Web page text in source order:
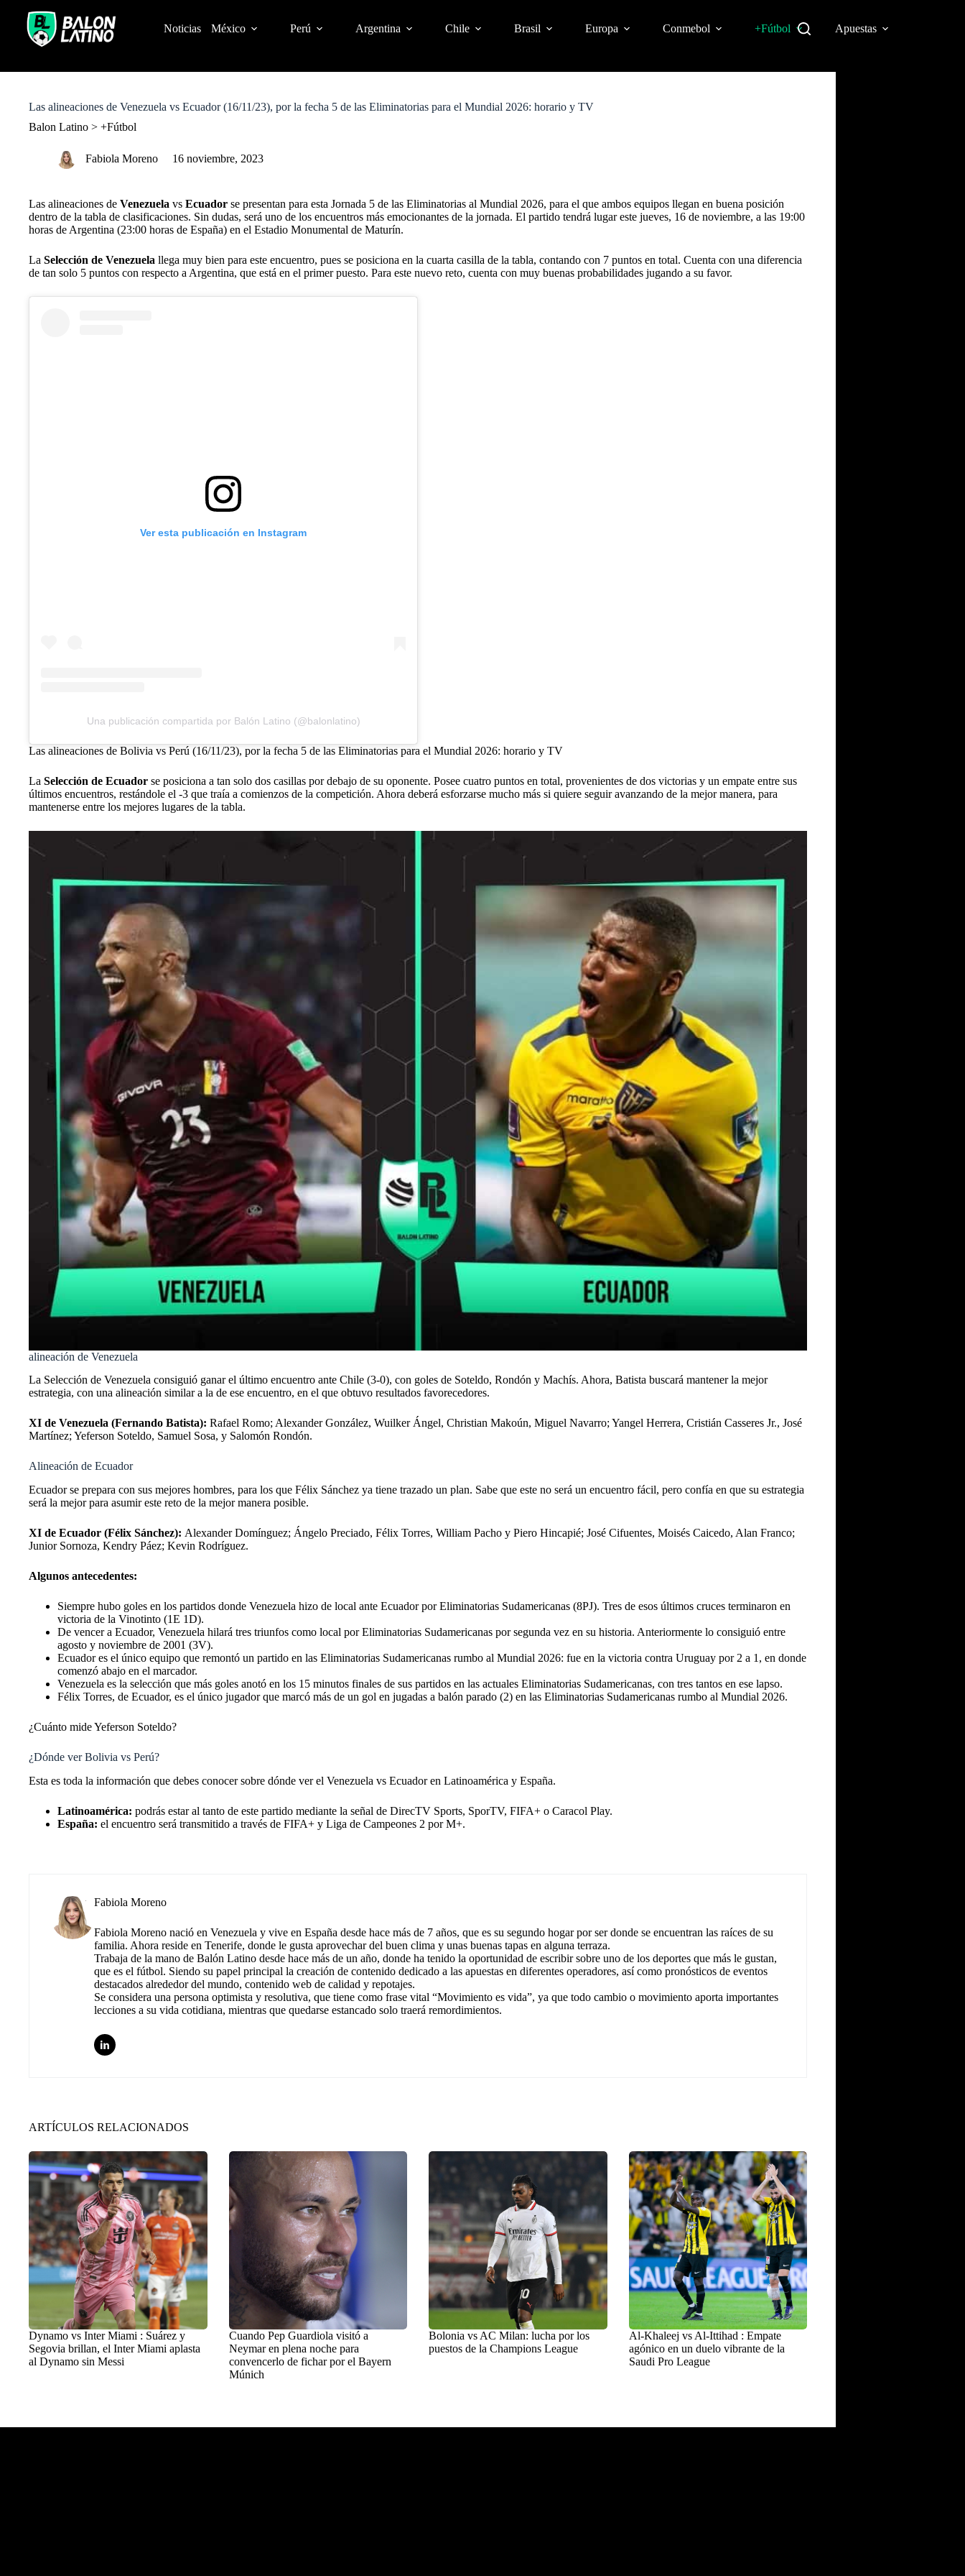
o
Noticias México Perú Argentina Chile Brasil Europa Conmebol +Fútbol Apuestas
Las alineaciones de Venezuela vs Ecuador (16/11/23), por la fecha 5 de las Eliminatorias para el Mundial 2026: horario y TV
Balon Latino > +Fútbol
Fabiola Moreno 16 noviembre, 2023
Las alineaciones de Venezuela vs Ecuador se presentan para esta Jornada 5 de las Eliminatorias al Mundial 2026, para el que ambos equipos llegan en buena posición
dentro de la tabla de clasificaciones. Sin dudas, será uno de los encuentros más emocionantes de la jornada. El partido tendrá lugar este jueves, 16 de noviembre, a las 19:00
horas de Argentina (23:00 horas de España) en el Estadio Monumental de Maturín.
La Selección de Venezuela llega muy bien para este encuentro, pues se posiciona en la cuarta casilla de la tabla, contando con 7 puntos en total. Cuenta con una diferencia
de tan solo 5 puntos con respecto a Argentina, que está en el primer puesto. Para este nuevo reto, cuenta con muy buenas probabilidades jugando a su favor.
Ver esta publicación en Instagram
Una publicación compartida por Balón Latino (@balonlatino)
Las alineaciones de Bolivia vs Perú (16/11/23), por la fecha 5 de las Eliminatorias para el Mundial 2026: horario y TV
La Selección de Ecuador se posiciona a tan solo dos casillas por debajo de su oponente. Posee cuatro puntos en total, provenientes de dos victorias y un empate entre sus
últimos encuentros, restándole el -3 que traía a comienzos de la competición. Ahora deberá esforzarse mucho más si quiere seguir avanzando de la mejor manera, para
mantenerse entre los mejores lugares de la tabla.
alineación de Venezuela
La Selección de Venezuela consiguió ganar el último encuentro ante Chile (3-0), con goles de Soteldo, Rondón y Machís. Ahora, Batista buscará mantener la mejor
estrategia, con una alineación similar a la de ese encuentro, en el que obtuvo resultados favorecedores.
XI de Venezuela (Fernando Batista): Rafael Romo; Alexander González, Wuilker Ángel, Christian Makoún, Miguel Navarro; Yangel Herrera, Cristián Casseres Jr., José
Martínez; Yeferson Soteldo, Samuel Sosa, y Salomón Rondón.
Alineación de Ecuador
Ecuador se prepara con sus mejores hombres, para los que Félix Sánchez ya tiene trazado un plan. Sabe que este no será un encuentro fácil, pero confía en que su estrategia
será la mejor para asumir este reto de la mejor manera posible.
XI de Ecuador (Félix Sánchez): Alexander Domínguez; Ángelo Preciado, Félix Torres, William Pacho y Piero Hincapié; José Cifuentes, Moisés Caicedo, Alan Franco;
Junior Sornoza, Kendry Páez; Kevin Rodríguez.
Algunos antecedentes:
Siempre hubo goles en los partidos donde Venezuela hizo de local ante Ecuador por Eliminatorias Sudamericanas (8PJ). Tres de esos últimos cruces terminaron en
victoria de la Vinotinto (1E 1D).
De vencer a Ecuador, Venezuela hilará tres triunfos como local por Eliminatorias Sudamericanas por segunda vez en su historia. Anteriormente lo consiguió entre
agosto y noviembre de 2001 (3V).
Ecuador es el único equipo que remontó un partido en las Eliminatorias Sudamericanas rumbo al Mundial 2026: fue en la victoria contra Uruguay por 2 a 1, en donde
comenzó abajo en el marcador.
Venezuela es la selección que más goles anotó en los 15 minutos finales de sus partidos en las actuales Eliminatorias Sudamericanas, con tres tantos en ese lapso.
Félix Torres, de Ecuador, es el único jugador que marcó más de un gol en jugadas a balón parado (2) en las Eliminatorias Sudamericanas rumbo al Mundial 2026.
¿Cuánto mide Yeferson Soteldo?
¿Dónde ver Bolivia vs Perú?
Esta es toda la información que debes conocer sobre dónde ver el Venezuela vs Ecuador en Latinoamérica y España.
Latinoamérica: podrás estar al tanto de este partido mediante la señal de DirecTV Sports, SporTV, FIFA+ o Caracol Play.
España: el encuentro será transmitido a través de FIFA+ y Liga de Campeones 2 por M+.
Fabiola Moreno
Fabiola Moreno nació en Venezuela y vive en España desde hace más de 7 años, que es su segundo hogar por ser donde se encuentran las raíces de su
familia. Ahora reside en Tenerife, donde le gusta aprovechar del buen clima y unas buenas tapas en alguna terraza.
Trabaja de la mano de Balón Latino desde hace más de un año, donde ha tenido la oportunidad de escribir sobre uno de los deportes que más le gustan,
que es el fútbol. Siendo su papel principal la creación de contenido dedicado a las apuestas en diferentes operadores, así como pronósticos de eventos
destacados alrededor del mundo, contenido web de calidad y repotajes.
Se considera una persona optimista y resolutiva, que tiene como frase vital “Movimiento es vida”, ya que todo cambio o movimiento aporta importantes
lecciones a su vida cotidiana, mientras que quedarse estancado solo traerá remordimientos.
ARTÍCULOS RELACIONADOS
Dynamo vs Inter Miami : Suárez y
Segovia brillan, el Inter Miami aplasta
al Dynamo sin Messi
Cuando Pep Guardiola visitó a
Neymar en plena noche para
convencerlo de fichar por el Bayern
Múnich
Bolonia vs AC Milan: lucha por los
puestos de la Champions League
Al-Khaleej vs Al-Ittihad : Empate
agónico en un duelo vibrante de la
Saudi Pro League